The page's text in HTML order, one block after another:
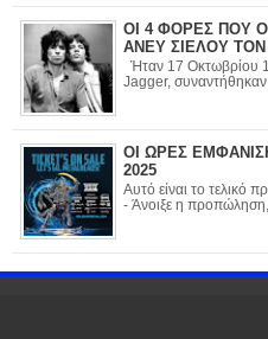
ΟΙ 4 ΦΟΡΕΣ ΠΟΥ Ο
ΑΝΕΥ ΣΙΕΛΟΥ ΤΟΝ
Ήταν 17 Οκτωβρίου 1961 όταν οι
Jagger,
ΟΙ ΩΡΕΣ
2025
Αυτό είναι το τελικό πρόγραμμα του
- Άνοιξε η προπώληση,